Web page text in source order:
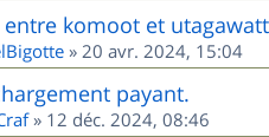
entre komoot et utagawatt
» 20 avr. 2024, 15:04
payant.
» 12 déc. 2024, 08:46